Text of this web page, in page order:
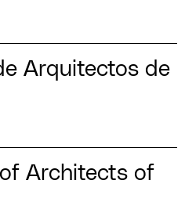
Arquitectos de
Architects of